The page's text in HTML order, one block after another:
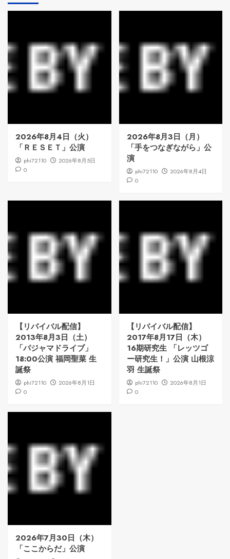
2026年8月4日（火）
「ＲＥＳＥＴ」公演
phi72110
2026年8月5日
0
2026年8月3日（月）
「手をつなぎながら」公
演
phi72110
2026年8月4日
0
【リバイバル配信】
2013年8月3日（土）
「パジャマドライブ」
18:00公演 福岡聖菜 生
誕祭
phi72110
2026年8月1日
0
【リバイバル配信】
2017年8月17日（木）
16期研究生 「レッツゴ
ー研究生！」公演 山根涼
羽 生誕祭
phi72110
2026年8月1日
0
2026年7月30日（木）
「ここからだ」公演